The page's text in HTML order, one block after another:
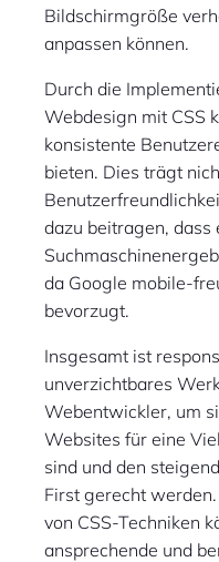
Bildschirmgröße
anpassen können.
Durch die
Webdesign mit CSS
konsistente
bieten. Dies trägt
dazu beitragen, dass
da Google mobile-
bevorzugt.
Insgesamt ist
unverzichtbares
Webentwickler, um
Websites für eine
sind und den
First gerecht
von CSS-Techniken
ansprechende und